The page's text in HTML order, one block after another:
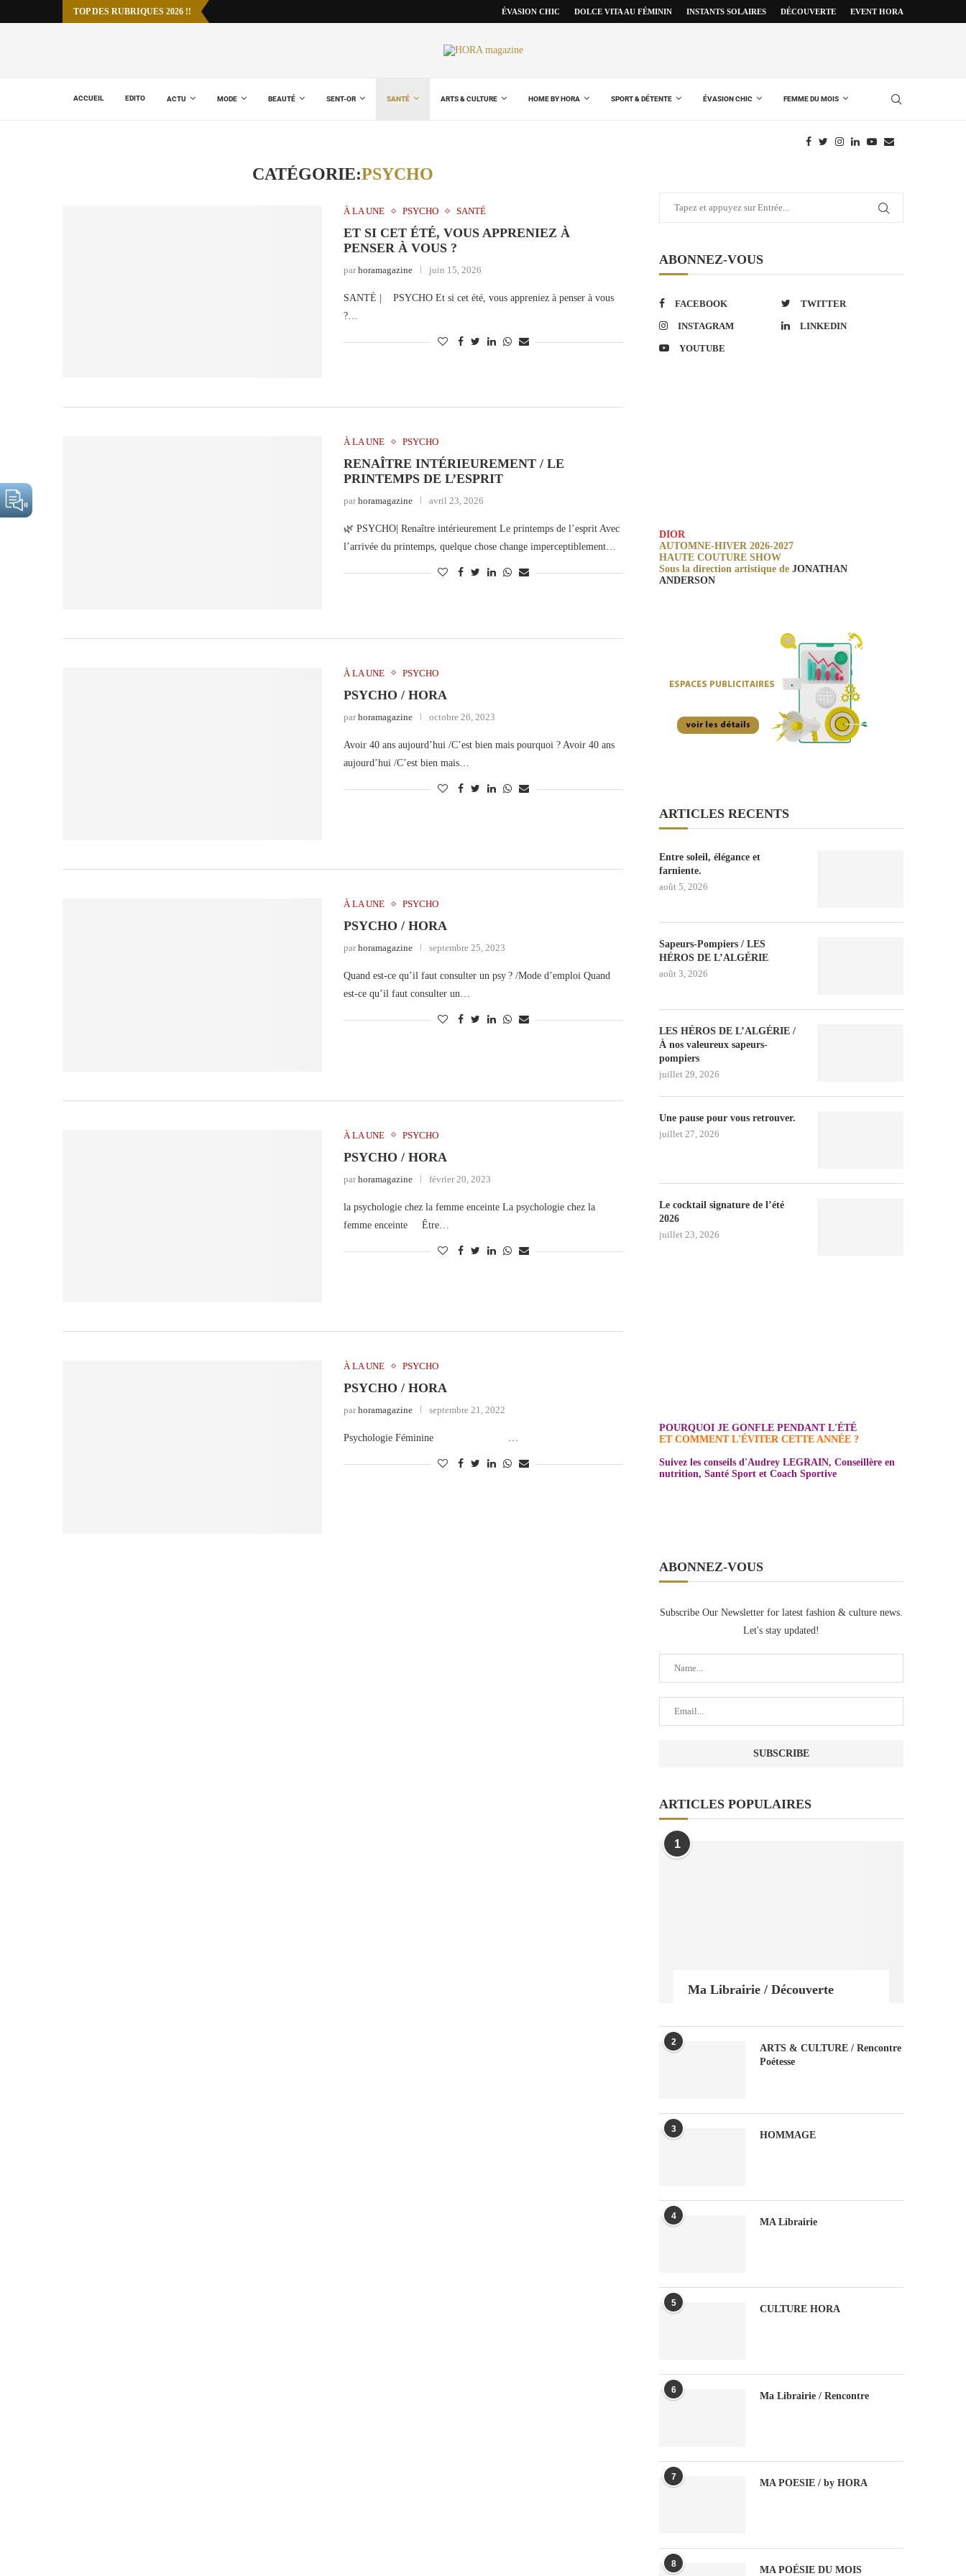
TOP DES RUBRIQUES 2026 !! ÉVASION CHIC DOLCE VITA AU FÉMININ INSTANTS SOLAIRES DÉCOUVERTE EVENT HORA
ACCUEIL EDITO ACTU MODE BEAUTÉ SENT-OR SANTÉ ARTS & CULTURE HOME BY HORA SPORT & DÉTENTE ÉVASION CHIC FEMME DU MOIS
CATÉGORIE:PSYCHO
À LA UNE PSYCHO SANTÉ
ET SI CET ÉTÉ, VOUS APPRENIEZ À
PENSER À VOUS ?
parhoramagazine juin 15, 2026
SANTÉ | PSYCHO Et si cet été, vous appreniez à penser à vous
?…
À LA UNE PSYCHO
RENAÎTRE INTÉRIEUREMENT / LE
PRINTEMPS DE L’ESPRIT
parhoramagazine avril 23, 2026
🌿 PSYCHO| Renaître intérieurement Le printemps de l’esprit Avec
l’arrivée du printemps, quelque chose change imperceptiblement…
À LA UNE PSYCHO
PSYCHO / HORA
parhoramagazine octobre 26, 2023
Avoir 40 ans aujourd’hui /C’est bien mais pourquoi ? Avoir 40 ans
aujourd’hui /C’est bien mais…
À LA UNE PSYCHO
PSYCHO / HORA
parhoramagazine septembre 25, 2023
Quand est-ce qu’il faut consulter un psy ? /Mode d’emploi Quand
est-ce qu’il faut consulter un…
À LA UNE PSYCHO
PSYCHO / HORA
parhoramagazine février 20, 2023
la psychologie chez la femme enceinte La psychologie chez la
femme enceinte Être…
À LA UNE PSYCHO
PSYCHO / HORA
parhoramagazine septembre 21, 2022
Psychologie Féminine …
ABONNEZ-VOUS
FACEBOOK TWITTER
INSTAGRAM LINKEDIN
YOUTUBE
DIOR
AUTOMNE-HIVER 2026-2027
HAUTE COUTURE SHOW
Sous la direction artistique de JONATHAN
ANDERSON
ARTICLES RECENTS
Entre soleil, élégance et
farniente.
août 5, 2026
Sapeurs-Pompiers / LES
HÉROS DE L’ALGÉRIE
août 3, 2026
LES HÉROS DE L’ALGÉRIE /
À nos valeureux sapeurs-
pompiers
juillet 29, 2026
Une pause pour vous retrouver.
juillet 27, 2026
Le cocktail signature de l’été
2026
juillet 23, 2026
POURQUOI JE GONFLE PENDANT L'ÉTÉ
ET COMMENT L'ÉVITER CETTE ANNÉE ?
Suivez les conseils d'Audrey LEGRAIN, Conseillère en
nutrition, Santé Sport et Coach Sportive
ABONNEZ-VOUS
Subscribe Our Newsletter for latest fashion & culture news.
Let's stay updated!
ARTICLES POPULAIRES
1
Ma Librairie / Découverte
2
ARTS & CULTURE / Rencontre
Poétesse
3
HOMMAGE
4
MA Librairie
5
CULTURE HORA
6
Ma Librairie / Rencontre
7
MA POESIE / by HORA
8
MA POÉSIE DU MOIS